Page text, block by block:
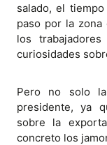
salado, el
paso por la
los
curiosidades
Pero no solo
presidente, ya
sobre la
concreto los